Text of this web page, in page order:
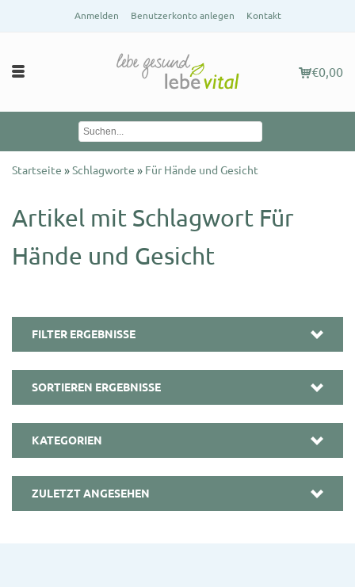
Anmelden Benutzerkonto anlegen Kontakt
€0,00
Startseite »Schlagworte » Für Hände und Gesicht
Artikel mit Schlagwort Für
Hände und Gesicht
FILTER ERGEBNISSE
SORTIEREN ERGEBNISSE
KATEGORIEN
ZULETZT ANGESEHEN